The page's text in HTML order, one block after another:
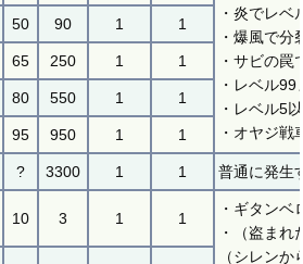
・炎でレ
・爆風で分
・サビの罠
・レベル
・レベル5
・オヤジ
50 90 1 1
65 250 1 1
80 550 1 1
95 950 1 1
? 3300 1 1 普通に発生
10 3 1 1
・ギタン
・（盗ま
（シレン